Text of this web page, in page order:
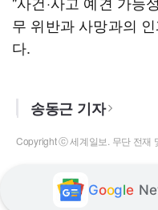
무 위반과 사망과의
다.
송동근 기자
Copyright ⓒ 세계일보. 무단 전재
Google